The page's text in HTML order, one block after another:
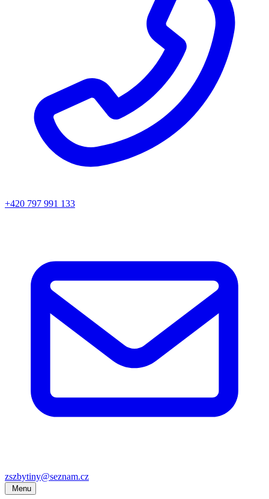
+420 797 991 133
zszbytiny@seznam.cz
Menu